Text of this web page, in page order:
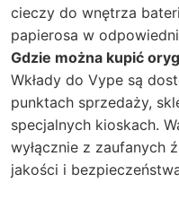
cieczy do wnętrza
papierosa w
Gdzie można kupić
Wkłady do Vype są
punktach sprzedaży,
specjalnych kioskach.
wyłącznie z zaufanych
jakości i